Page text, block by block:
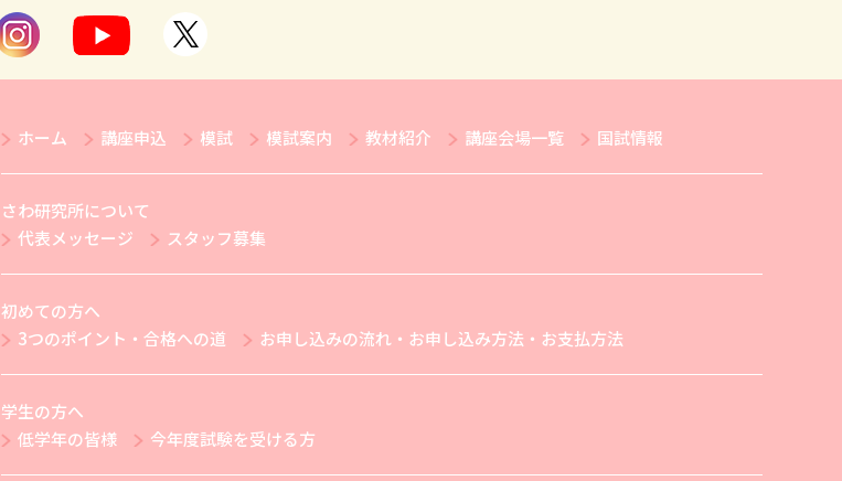
ホーム 講座申込 模試 模試案内 教材紹介 講座会場一覧 国試情報
さわ研究所について
代表メッセージ
スタッフ募集
初めての方へ
3つのポイント・合格への道
お申し込みの流れ・お申し込み方法・お支払方法
学生の方へ
低学年の皆様
今年度試験を受ける方